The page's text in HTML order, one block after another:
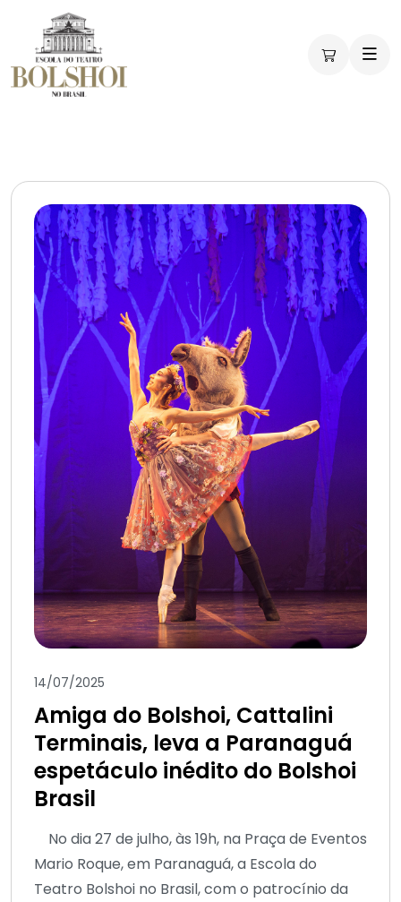
14/07/2025
Amiga do Bolshoi, Cattalini
Terminais, leva a Paranaguá
espetáculo inédito do Bolshoi
Brasil
No dia 27 de julho, às 19h, na Praça de Eventos
Mario Roque, em Paranaguá, a Escola do
Teatro Bolshoi no Brasil, com o patrocínio da